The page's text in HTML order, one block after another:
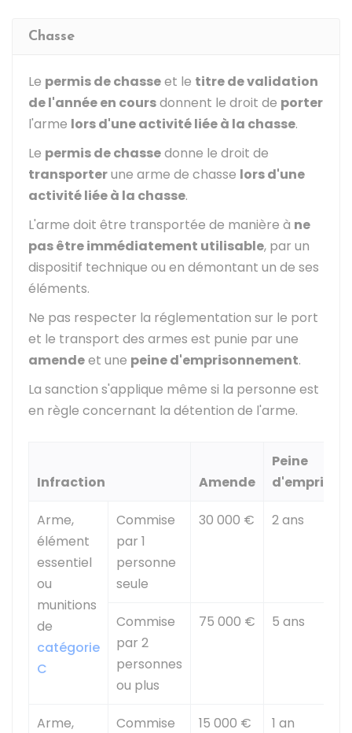
Chasse
Le permis de chasseet le titre de validation
de l'année en coursdonnent le droit de porter
l'arme lors d'une activité liée à la chasse.
Le permis de chassedonne le droit de
transporterune arme de chasse lors d'une
activité liée à la chasse.
L'arme doit être transportée de manière à ne
pas être immédiatement utilisable, par un
dispositif technique ou en démontant un de ses
éléments.
Ne pas respecter la réglementation sur le port
et le transport des armes est punie par une
amendeet une peine d'emprisonnement.
La sanction s'applique même si la personne est
en règle concernant la détention de l'arme.
Infraction Amende
Peine
Arme,
élément
essentiel
ou
munitions
de
catégorie
C
Commise
par 1
personne
seule
30 000 € 2 ans
Commise
par 2
personnes
ou plus
75 000 € 5 ans
Arme,
Commise
15 000 € 1 an